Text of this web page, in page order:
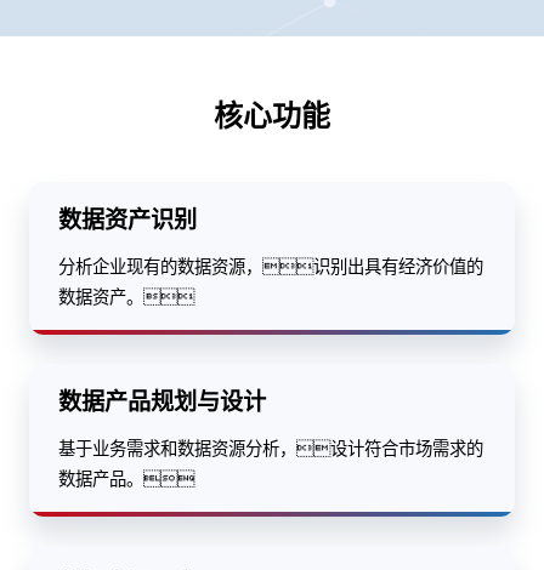
核心功能
数据资产识别
分析企业现有的数据资源，识别出具有经济价值的
数据资产。
数据产品规划与设计
基于业务需求和数据资源分析，设计符合市场需求的
数据产品。